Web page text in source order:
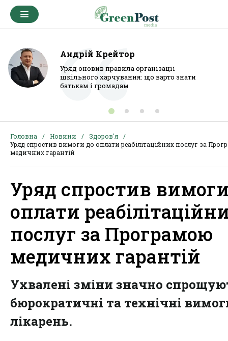
Андрій Крейтор
Уряд оновив правила організації
шкільного харчування: що варто знати
батькам і громадам
Головна Новини
Здоров'я
Уряд спростив вимоги до оплати реабілітаційних послуг за
медичних гарантій
Уряд спростив
оплати
послуг за Програмою
медичних гарантій
Ухвалені зміни значно
бюрократичні та технічні
лікарень.